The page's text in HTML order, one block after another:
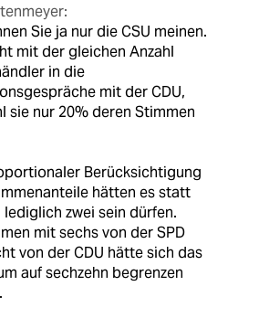
Sie ja nur die CSU meinen.
mit der gleichen Anzahl
in die
mit der CDU,
sie nur 20% deren Stimmen
Berücksichtigung
hätten es statt
lediglich zwei sein dürfen.
mit sechs von der SPD
von der CDU hätte sich das
auf sechzehn begrenzen